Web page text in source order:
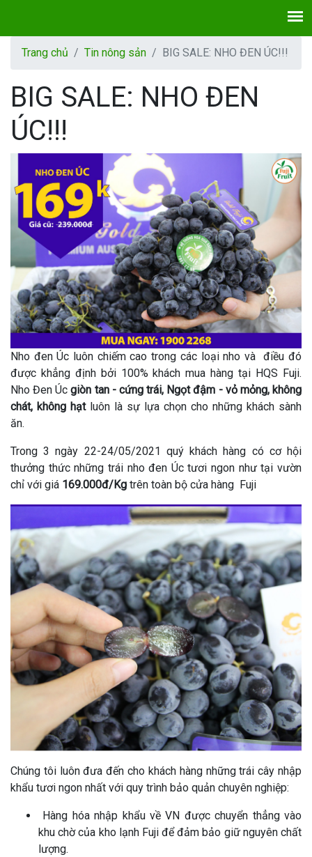
Trang chủ Tin nông sản BIG SALE: NHO ĐEN ÚC!!!
BIG SALE: NHO ĐEN
ÚC!!!
Nho đen Úc luôn chiếm cao trong các loại nho và điều đó
được khẳng định bởi 100% khách mua hàng tại HQS Fuji.
Nho Đen Úcgiòn tan - cứng trái, Ngọt đậm - vỏ mỏng, không
chát, không hạtluôn là sự lựa chọn cho những khách sành
ăn.
Trong 3 ngày 22-24/05/2021 quý khách hàng có cơ hội
thưởng thức những trái nho đen Úc tươi ngon như tại vườn
chỉ với giá 169.000đ/Kg trên toàn bộ cửa hàng Fuji
Chúng tôi luôn đưa đến cho khách hàng những trái cây nhập
khẩu tươi ngon nhất với quy trình bảo quản chuyên nghiệp:
Hàng hóa nhập khẩu về VN được chuyển thẳng vào
khu chờ của kho lạnh Fuji để đảm bảo giữ nguyên chất
lượng.